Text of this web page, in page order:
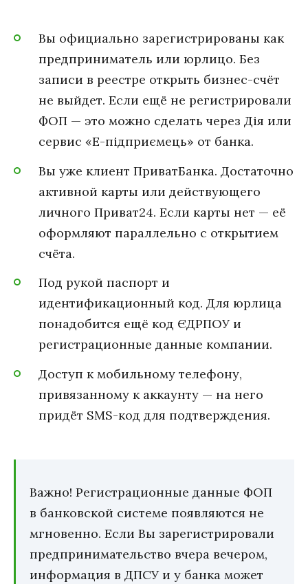
Вы официально зарегистрированы как
предприниматель или юрлицо. Без
записи в реестре открыть бизнес-счёт
не выйдет. Если ещё не регистрировали
ФОП — это можно сделать через Дія или
сервис «Е-підприємець» от банка.
Вы уже клиент ПриватБанка. Достаточно
активной карты или действующего
личного Приват24. Если карты нет — её
оформляют параллельно с открытием
счёта.
Под рукой паспорт и
идентификационный код. Для юрлица
понадобится ещё код ЄДРПОУ и
регистрационные данные компании.
Доступ к мобильному телефону,
привязанному к аккаунту — на него
придёт SMS-код для подтверждения.
Важно! Регистрационные данные ФОП
в банковской системе появляются не
мгновенно. Если Вы зарегистрировали
предпринимательство вчера вечером,
информация в ДПСУ и у банка может